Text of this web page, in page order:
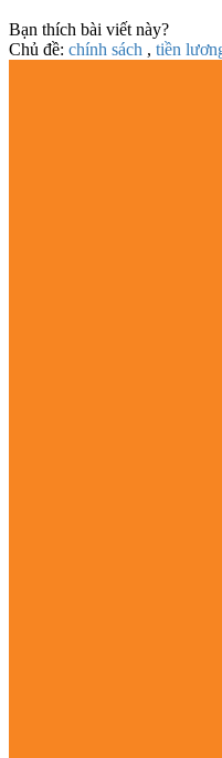
Bạn thích bài viết này?
Chủ đề: chính sách , tiền